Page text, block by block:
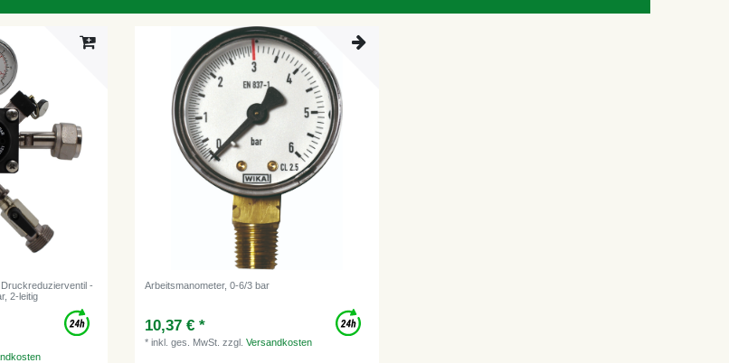
-
2-leitig
Arbeitsmanometer, 0-6/3 bar
10,37 € *
*inkl. ges. MwSt. zzgl.Versandkosten